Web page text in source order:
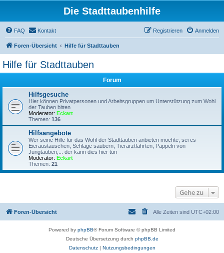
Die Stadttaubenhilfe
FAQ Kontakt Anmelden
Registrieren
Foren-Übersicht Hilfe für Stadttauben
Hilfe für Stadttauben
Forum
Hilfsgesuche
Hier können Privatpersonen und Arbeitsgruppen um Unterstützung zum Wohl
der Tauben bitten
Moderator: Eckart
Themen: 136
Hilfsangebote
Wer seine Hilfe für das Wohl der Stadttauben anbieten möchte, sei es
Eieraustauschen, Schläge säubern, Tierarztfahrten, Päppeln von
Jungtauben,... der kann dies hier tun
Moderator: Eckart
Themen: 21
Gehe zu
Foren-Übersicht Alle Zeiten sind UTC+02:00
Powered by phpBB® Forum Software © phpBB Limited
Deutsche Übersetzung durch phpBB.de
Datenschutz| Nutzungsbedingungen